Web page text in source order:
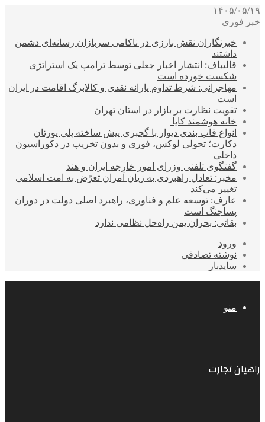
۱۴۰۵/۰۵/۱۹
خبر فوری
خبرنگاران نقش بارزی در ناکامی سربازان رسانه‌ای دشمن
داشتند
قالیباف: انتشار اخبار جعلی توسط ترامپ یک استراتژی
شکست خورده است
مهاجرانی: شرط تداوم یارانه نقدی و کالابرگ اقامت در ایران
است
تقویت نظارت بر بازار در استان تهران
خانه هوشمند کایا
انواع قاب بندی دیوار با گچبری پیش ساخته پلی یورتان
دکارت؛ تحولی لوکس، فوری و بدون تخریب در دکوراسیون
داخلی
گفتگوی تلفنی وزرای امور خارجه ایران و هند
مخبر: تعادل راهبردی به زیان آمران تعرّض به امت اسلامی
تغییر می‌کند
عارف: توسعه علم و فناوری، راهبرد اصلی دولت در دوران
پساجنگ است
بقائی: بحران یمن راه‌حل نظامی ندارد
ورود
نوشته تصادفی
سایدبار
منو
راهیان تجارت